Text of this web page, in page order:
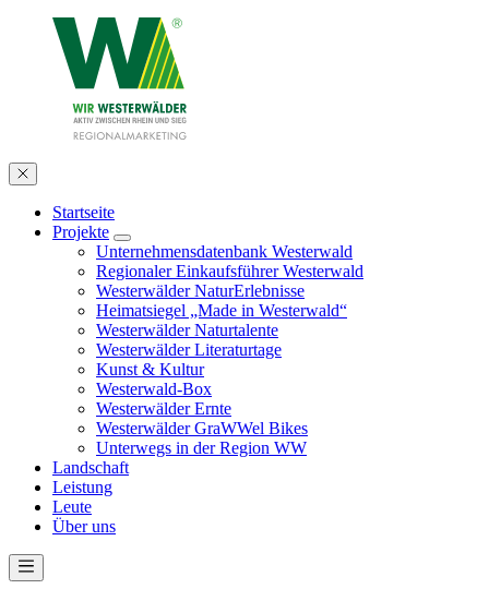
Startseite
Projekte
Unternehmensdatenbank Westerwald
Regionaler Einkaufsführer Westerwald
Westerwälder NaturErlebnisse
Heimatsiegel „Made in Westerwald“
Westerwälder Naturtalente
Westerwälder Literaturtage
Kunst & Kultur
Westerwald-Box
Westerwälder Ernte
Westerwälder GraWWel Bikes
Unterwegs in der Region WW
Landschaft
Leistung
Leute
Über uns